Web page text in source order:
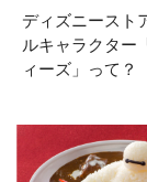
ディズニースト
ルキャラクター
ィーズ」って？